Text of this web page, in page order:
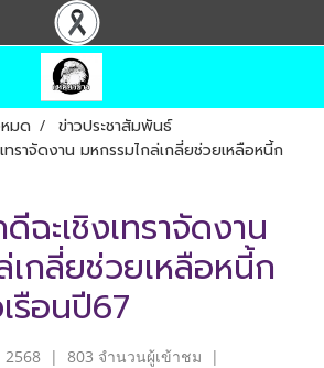
มด
ข่าวประชาสัมพันธ์
ราจัดงาน มหกรรมไกล่เกลี่ยช่วยเหลือหนี้ก
ะเชิงเทราจัดงาน
เกลี่ยช่วยเหลือหนี้ก
รือนปี67
2568 | 803 จำนวนผู้เข้าชม |